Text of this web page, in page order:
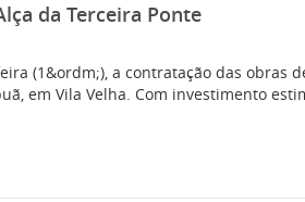
da Terceira Ponte
(1&ordm;), a contratação das obras
em Vila Velha. Com investimento